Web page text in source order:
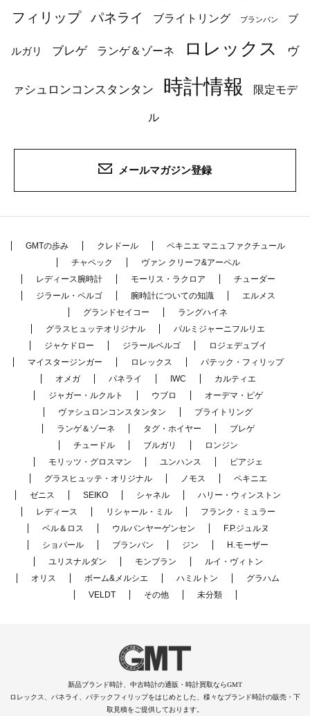
フィリップ
パネライ ブライトリング ブランパン ブ
ルガリ ブレゲ ランゲ＆ゾーネ ロレックス ヴ
ァシュロンコンスタンタン 時計情報 限定モデ
ル
メールマガジン登録
GMTの歩み クレドール
ペキニエ マニュファクチュール
チャペック
ヴァン クリーフ&アーペル
レディース腕時計
モーリス・ラクロア
チューダー
ジラール・ペルゴ
腕時計についての知識
エルメス
グランドセイコー
ラングハイネ
グラスヒュッテオリジナル
パルミジャーニフルリエ
ジャケドロー
ジラールペルゴ
ロジェデュブイ
マイスタージンガー
ロレックス
パテック・フィリップ
オメガ
パネライ IWC
カルティエ
ジャガー・ルクルト
ウブロ
オーデマ・ピゲ
ヴァシュロンコンスタンタン
ブライトリング
ランゲ＆ゾーネ
タグ・ホイヤー
ブレゲ
チュードル
ブルガリ
ロンジン
モリッツ・グロスマン
ユンハンス
ピアジェ
グラスヒュッテ・オリジナル
ノモス
ペキニエ
ゼニス
SEIKO シャネル
ハリー・ウィンストン
レディース
リシャール・ミル
フランク・ミュラー
ベル＆ロス
ウルバンヤーゲンセン
F.P.ジュルヌ
ショパール
ブランパン ジン
H.モーザー
ユリスナルダン
モンブラン
ルイ・ヴィトン
オリス
ボーム&メルシエ ハミルトン
グラハム
VELDT
その他 未分類
新品ブランド時計、中古時計の通販・時計買取ならGMT
ロレックス、パネライ、パテックフィリップをはじめとした、様々なブランド時計の販売・下
取見積をご提供しております。